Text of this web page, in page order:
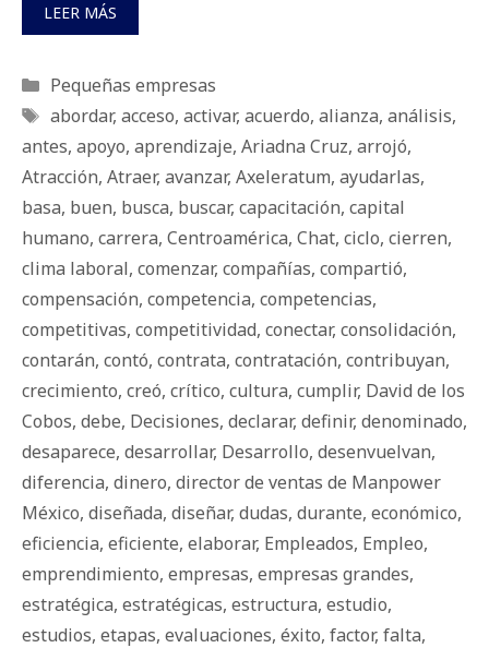
LEER MÁS
Categorías
Pequeñas empresas
Etiquetas
abordar, acceso, activar, acuerdo, alianza, análisis,
antes, apoyo, aprendizaje, Ariadna Cruz, arrojó,
Atracción, Atraer, avanzar, Axeleratum, ayudarlas,
basa, buen, busca, buscar, capacitación, capital
humano, carrera, Centroamérica, Chat, ciclo, cierren,
clima laboral, comenzar, compañías, compartió,
compensación, competencia, competencias,
competitivas, competitividad, conectar, consolidación,
contarán, contó, contrata, contratación, contribuyan,
crecimiento, creó, crítico, cultura, cumplir, David de los
Cobos, debe, Decisiones, declarar, definir, denominado,
desaparece, desarrollar, Desarrollo, desenvuelvan,
diferencia, dinero, director de ventas de Manpower
México, diseñada, diseñar, dudas, durante, económico,
eficiencia, eficiente, elaborar, Empleados, Empleo,
emprendimiento, empresas, empresas grandes,
estratégica, estratégicas, estructura, estudio,
estudios, etapas, evaluaciones, éxito, factor, falta,